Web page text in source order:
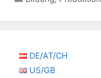
DE/AT/CH
US/GB